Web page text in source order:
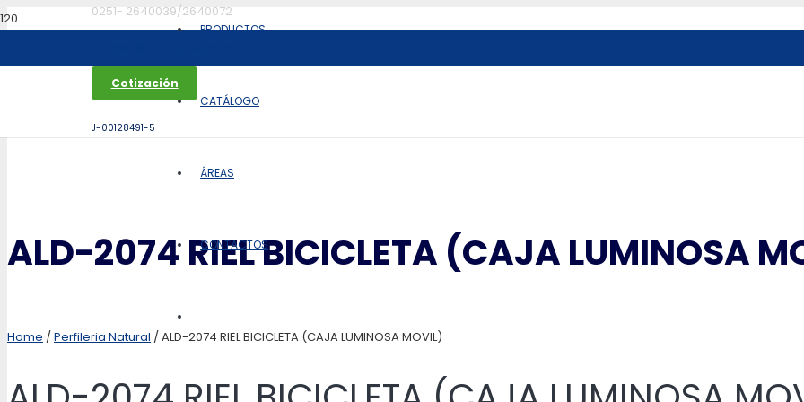
0251- 2640039/2640072
Cotización
J-00128491-5
PRODUCTOS
CATÁLOGO
ÁREAS
CONTACTOS
ALD-2074 RIEL BICICLETA (CAJA LUMINOSA
Home /Perfileria Natural / ALD-2074 RIEL BICICLETA (CAJA LUMINOSA MOVIL)